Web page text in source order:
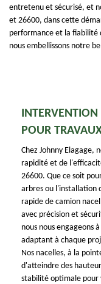
entretenu et sécurisé, et
et 26600, dans cette
performance et la fiabilité
nous embellissons notre
POUR
Chez Johnny Elagage,
rapidité et de
26600. Que ce soit
arbres ou l'installation
rapide de camion
avec précision et
nous nous engageons
adaptant à chaque
Nos nacelles, à la
d'atteindre des
stabilité optimale pour